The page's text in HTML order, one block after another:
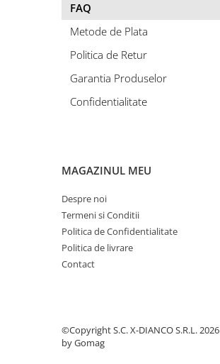
FAQ
Metode de Plata
Politica de Retur
Garantia Produselor
Confidentialitate
MAGAZINUL MEU
Despre noi
Termeni si Conditii
Politica de Confidentialitate
Politica de livrare
Contact
©Copyright S.C. X-DIANCO S.R.L. 2026
by Gomag